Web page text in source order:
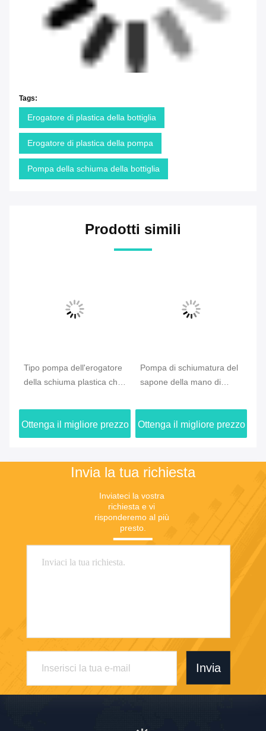
Tags:
Erogatore di plastica della bottiglia
Erogatore di plastica della pompa
Pompa della schiuma della bottiglia
Prodotti simili
Tipo pompa dell'erogatore
della schiuma plastica che
dell'uscita 0.8Cc
Ottenga il migliore prezzo
Pompa di schiumatura del
sapone della mano di
dell'erogatore della
schiuma per cura di pelle
Ottenga il migliore prezzo
Invia la tua richiesta
Inviateci la vostra
richiesta e vi
risponderemo al più
presto.
Invia